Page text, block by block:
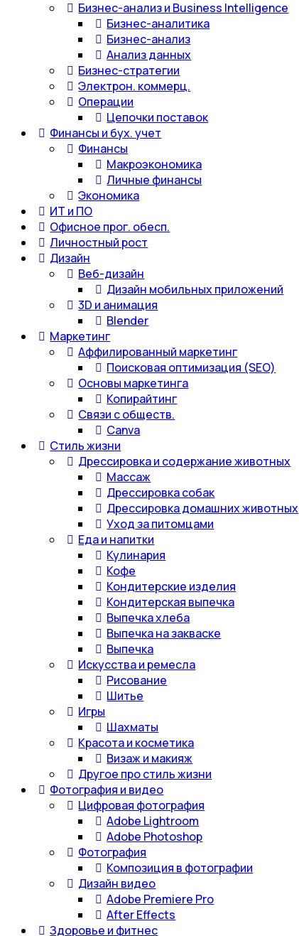
Бизнес-анализ и Business Intelligence
Бизнес-аналитика
Бизнес-анализ
Анализ данных
Бизнес-стратегии
Электрон. коммерц.
Операции
Цепочки поставок
Финансы и бух. учет
Финансы
Макроэкономика
Личные финансы
Экономика
ИТ и ПО
Офисное прог. обесп.
Личностный рост
Дизайн
Веб-дизайн
Дизайн мобильных приложений
3D и анимация
Blender
Маркетинг
Аффилированный маркетинг
Поисковая оптимизация (SEO)
Основы маркетинга
Копирайтинг
Связи с обществ.
Canva
Стиль жизни
Дрессировка и содержание животных
Массаж
Дрессировка собак
Дрессировка домашних животных
Уход за питомцами
Еда и напитки
Кулинария
Кофе
Кондитерские изделия
Кондитерская выпечка
Выпечка хлеба
Выпечка на закваске
Выпечка
Искусства и ремесла
Рисование
Шитье
Игры
Шахматы
Красота и косметика
Визаж и макияж
Другое про стиль жизни
Фотография и видео
Цифровая фотография
Adobe Lightroom
Adobe Photoshop
Фотография
Композиция в фотографии
Дизайн видео
Adobe Premiere Pro
After Effects
Здоровье и фитнес